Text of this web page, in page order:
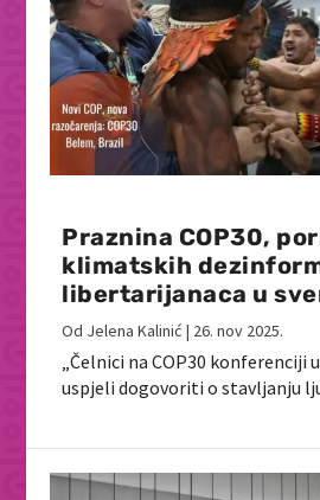
Praznina COP30,
klimatskih
libertarijanaca u
Od Jelena Kalinić | 26. nov 2025.
„Čelnici na COP30 konferenciji
uspjeli dogovoriti o stavljanju